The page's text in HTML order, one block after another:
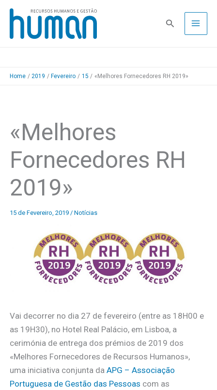
Skip
content
Pesquisa
Home 2019 Fevereiro 15 «Melhores Fornecedores RH 2019»
«Melhores
Fornecedores RH
2019»
15 de Fevereiro, 2019 / Notícias
Vai decorrer no dia 27 de fevereiro (entre as 18H00 e
as 19H30), no Hotel Real Palácio, em Lisboa, a
cerimónia de entrega dos prémios de 2019 dos
«Melhores Fornecedores de Recursos Humanos»,
uma iniciativa conjunta da APG – Associação
Portuguesa de Gestão das Pessoas com as